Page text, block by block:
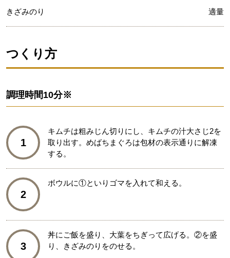
きざみのり 適量
つくり方
調理時間10分※
1
キムチは粗みじん切りにし、キムチの汁大さじ2を
取り出す。めばちまぐろは包材の表示通りに解凍
する。
2
ボウルに①といりゴマを入れて和える。
3
丼にご飯を盛り、大葉をちぎって広げる。②を盛
り、きざみのりをのせる。